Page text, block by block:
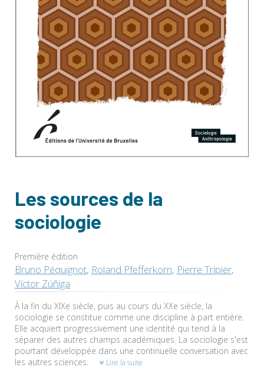
Les sources de la
sociologie
Première édition
Bruno Péquignot, Roland Pfefferkorn, Pierre Tripier,
Víctor Zúñiga
À la fin du XIXe siècle, puis au cours du XXe siècle, la
sociologie se constitue comme une discipline à part entière.
Elle acquiert progressivement une identité qui tend à la
séparer des autres champs académiques. La sociologie s'est
pourtant développée dans une continuelle conversation avec
les autres sciences.
Lire la suite